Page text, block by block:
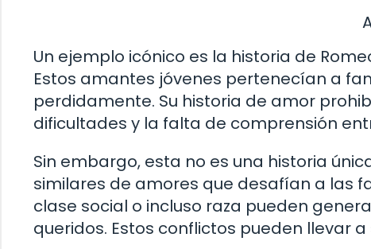
Un ejemplo icónico es la historia de
Estos amantes jóvenes pertenecían a
perdidamente. Su historia de amor
dificultades y la falta de comprensión
Sin embargo, esta no es una historia
similares de amores que desafían a las
clase social o incluso raza pueden
queridos. Estos conflictos pueden llevar